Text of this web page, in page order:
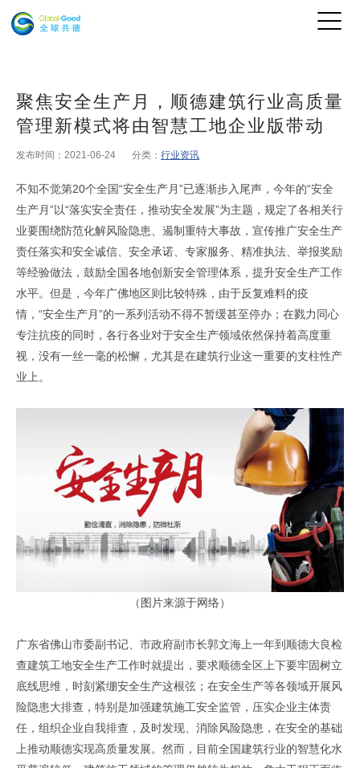
聚焦安全生产月，顺德建筑行业高质量
管理新模式将由智慧工地企业版带动
发布时间：2021-06-24 分类： 行业资讯
不知不觉第20个全国“安全生产月”已逐渐步入尾声，今年的“安全
生产月”以“落实安全责任，推动安全发展”为主题，规定了各相关行
业要围绕防范化解风险隐患、遏制重特大事故，宣传推广安全生产
责任落实和安全诚信、安全承诺、专家服务、精准执法、举报奖励
等经验做法，鼓励全国各地创新安全管理体系，提升安全生产工作
水平。但是，今年广佛地区则比较特殊，由于反复难料的疫
情，“安全生产月”的一系列活动不得不暂缓甚至停办；在戮力同心
专注抗疫的同时，各行各业对于安全生产领域依然保持着高度重
视，没有一丝一毫的松懈，尤其是在建筑行业这一重要的支柱性产
业上。
（图片来源于网络）
广东省佛山市委副书记、市政府副市长郭文海上一年到顺德大良检
查建筑工地安全生产工作时就提出，要求顺德全区上下要牢固树立
底线思维，时刻紧绷安全生产这根弦；在安全生产等各领域开展风
险隐患大排查，特别是加强建筑施工安全监管，压实企业主体责
任，组织企业自我排查，及时发现、消除风险隐患，在安全的基础
上推动顺德实现高质量发展。然而，目前全国建筑行业的智慧化水